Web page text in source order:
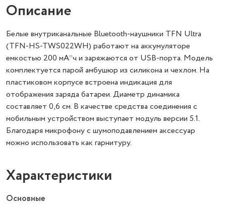
Описание
Белые внутриканальные Bluetooth-наушники TFN Ultra
(TFN-HS-TWS022WH) работают на аккумуляторе
емкостью 200 мА*ч и заряжаются от USB-порта. Модель
комплектуется парой амбушюр из силикона и чехлом. На
пластиковом корпусе встроена индикация для
отображения заряда батареи. Диаметр динамика
составляет 0,6 см. В качестве средства соединения с
мобильным устройством выступает модуль версии 5.1.
Благодаря микрофону с шумоподавлением аксессуар
можно использовать как гарнитуру.
Характеристики
Основные